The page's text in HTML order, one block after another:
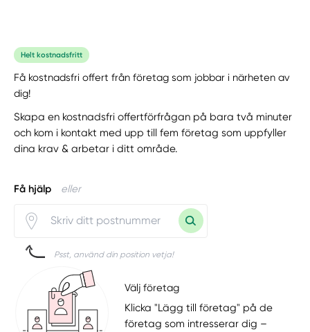
Helt kostnadsfritt
Få kostnadsfri offert från företag som jobbar i närheten av
dig!
Skapa en kostnadsfri offertförfrågan på bara två minuter
och kom i kontakt med upp till fem företag som uppfyller
dina krav & arbetar i ditt område.
Få hjälp eller
Psst, använd din position vetja!
Välj företag
Klicka "Lägg till företag" på de
företag som intresserar dig –